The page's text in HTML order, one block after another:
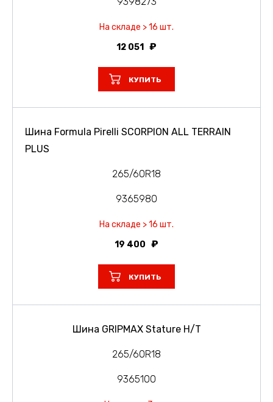
На складе > 16 шт.
12 051
КУПИТЬ
Шина Formula Pirelli SCORPION ALL TERRAIN
PLUS
265/60R18
9365980
На складе > 16 шт.
19 400
КУПИТЬ
Шина GRIPMAX Stature H/T
265/60R18
9365100